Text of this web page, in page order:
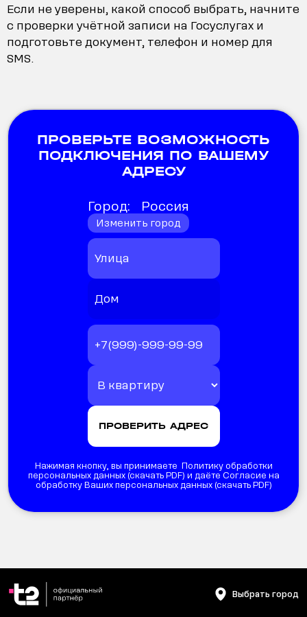
Если не уверены, какой способ выбрать, начните
с проверки учётной записи на Госуслугах и
подготовьте документ, телефон и номер для
SMS.
ПРОВЕРЬТЕ ВОЗМОЖНОСТЬ
ПОДКЛЮЧЕНИЯ ПО ВАШЕМУ
АДРЕСУ
Город: Россия
Изменить город
Нажимая кнопку, вы принимаете Политику обработки
персональных данных (скачать PDF) и даёте Согласие на
обработку Ваших персональных данных (скачать PDF)
Выбрать город